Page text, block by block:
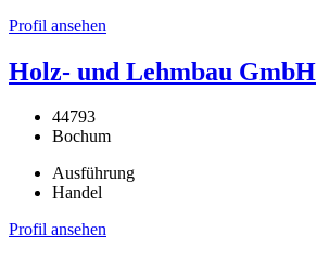
Profil ansehen
Holz- und Lehmbau GmbH
44793
Bochum
Ausführung
Handel
Profil ansehen